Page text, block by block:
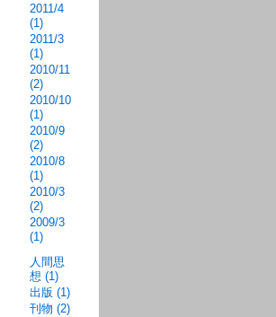
2011/4
(1)
2011/3
(1)
2010/11
(2)
2010/10
(1)
2010/9
(2)
2010/8
(1)
2010/3
(2)
2009/3
(1)
人間思
想 (1)
出版 (1)
刊物 (2)